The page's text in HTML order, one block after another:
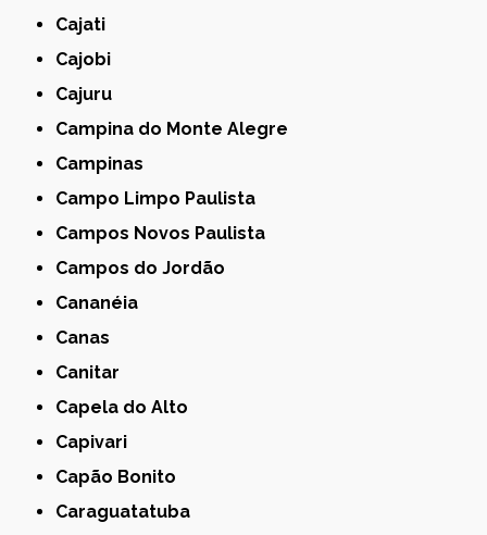
Cajati
Cajobi
Cajuru
Campina do Monte Alegre
Campinas
Campo Limpo Paulista
Campos Novos Paulista
Campos do Jordão
Cananéia
Canas
Canitar
Capela do Alto
Capivari
Capão Bonito
Caraguatatuba